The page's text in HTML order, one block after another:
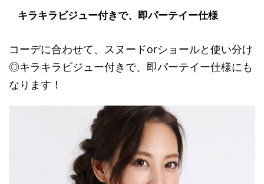
キラキラビジュー付きで、即パーテイー仕様
コーデに合わせて、スヌードorショールと使い分け
◎キラキラビジュー付きで、即パーテイー仕様にも
なります！